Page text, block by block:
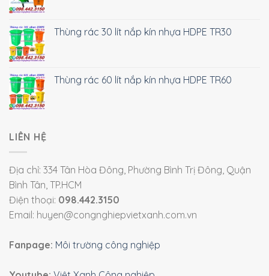
Thùng rác 30 lít nắp kín nhựa HDPE TR30
Thùng rác 60 lít nắp kín nhựa HDPE TR60
LIÊN HỆ
Địa chỉ: 334 Tân Hòa Đông, Phường Bình Trị Đông, Quận
Bình Tân, TP.HCM
Điện thoại: 098.442.3150
Email: huyen@congnghiepvietxanh.com.vn
Fanpage: Môi trường công nghiệp